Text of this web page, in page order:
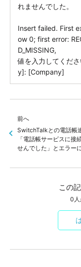
れませんでした。
Insert failed. First
ow 0; first error:
D_MISSING,
値を入力してくだ
y]: [Company]
前へ
SwitchTalkとの電話帳
「電話帳サービスに接
せんでした」とエラー
この
0人